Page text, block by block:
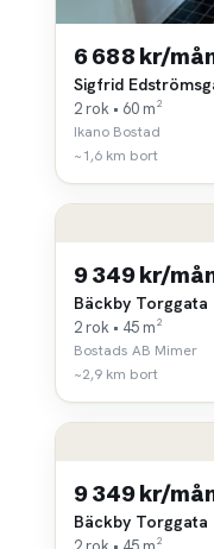
6 688 kr/
Sigfrid
2 rok • 60 m²
Ikano Bostad
~1,6 km bort
9 349 kr/
Bäckby Torggata
2 rok • 45 m²
Bostads AB Mimer
~2,9 km bort
9 349 kr/
Bäckby Torggata